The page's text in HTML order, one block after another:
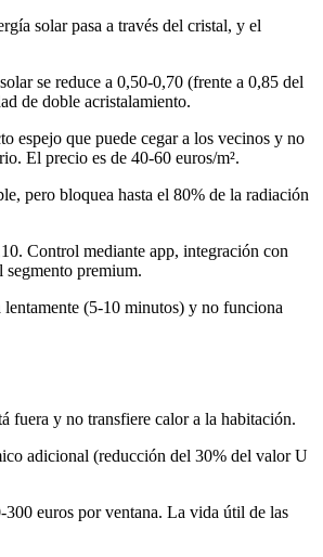
solar pasa a través del cristal, y el
se reduce a 0,50-0,70 (frente a 0,85 del
de doble acristalamiento.
espejo que puede cegar a los vecinos y no
El precio es de 40-60 euros/m².
pero bloquea hasta el 80% de la radiación
Control mediante app, integración con
segmento premium.
lentamente (5-10 minutos) y no funciona
fuera y no transfiere calor a la habitación.
adicional (reducción del 30% del valor U
300 euros por ventana. La vida útil de las